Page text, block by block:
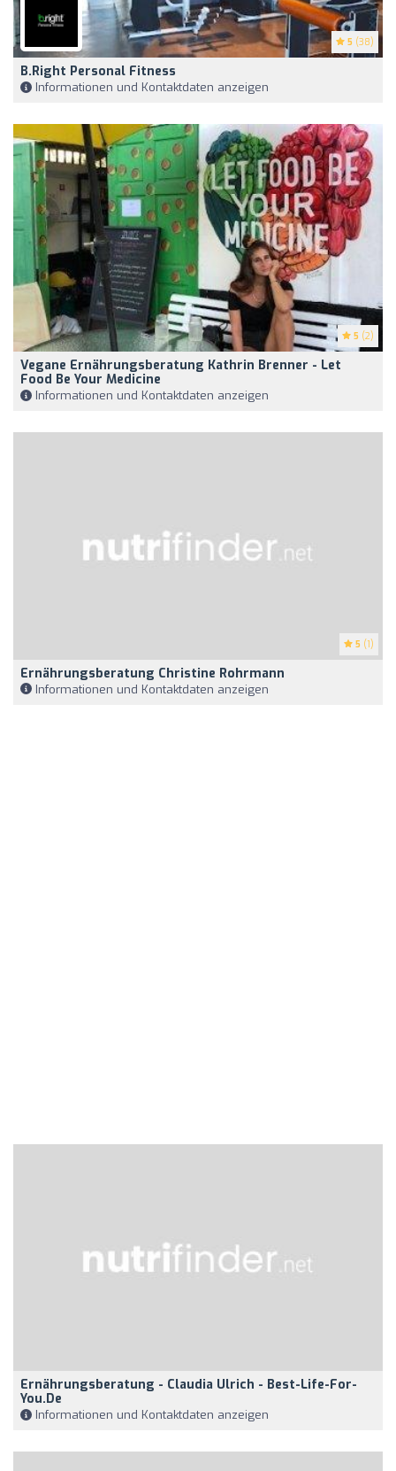
5 (38)
B.right Personal Fitness
Informationen und Kontaktdaten anzeigen
5 (2)
Vegane Ernährungsberatung Kathrin Brenner - Let
Food Be Your Medicine
Informationen und Kontaktdaten anzeigen
5 (1)
Ernährungsberatung Christine Rohrmann
Informationen und Kontaktdaten anzeigen
Ernährungsberatung - Claudia Ulrich - Best-Life-For-
You.de
Informationen und Kontaktdaten anzeigen